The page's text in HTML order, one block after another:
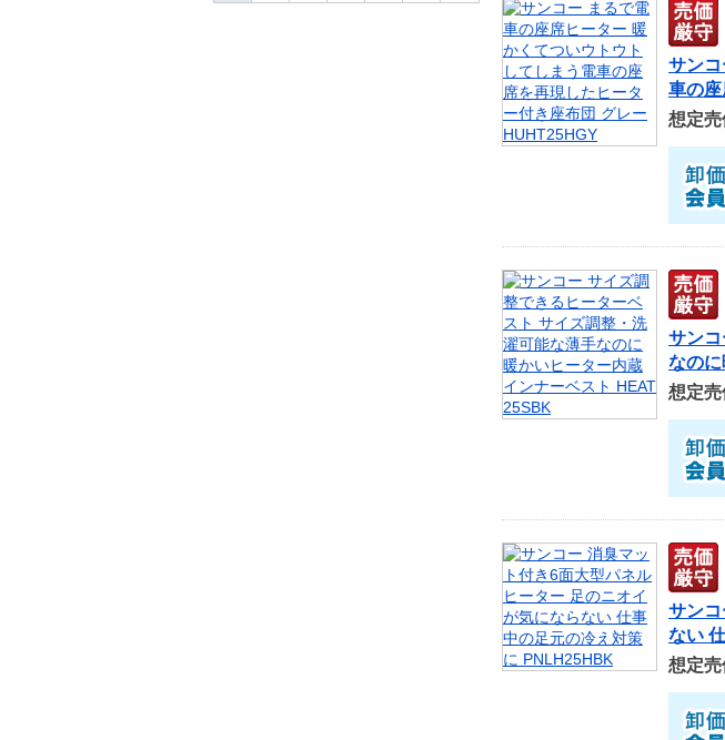
サン
車の
想定売
サン
なの
想定売
サン
ない
想定売